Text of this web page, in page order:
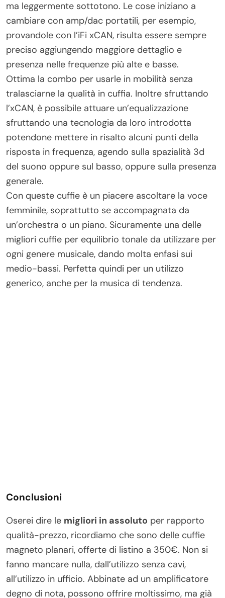
ma leggermente sottotono. Le cose iniziano a
cambiare con amp/dac portatili, per esempio,
provandole con l’iFi xCAN, risulta essere sempre
preciso aggiungendo maggiore dettaglio e
presenza nelle frequenze più alte e basse.
Ottima la combo per usarle in mobilità senza
tralasciarne la qualità in cuffia. Inoltre sfruttando
l’xCAN, è possibile attuare un’equalizzazione
sfruttando una tecnologia da loro introdotta
potendone mettere in risalto alcuni punti della
risposta in frequenza, agendo sulla spazialità 3d
del suono oppure sul basso, oppure sulla presenza
generale.
Con queste cuffie è un piacere ascoltare la voce
femminile, soprattutto se accompagnata da
un’orchestra o un piano. Sicuramente una delle
migliori cuffie per equilibrio tonale da utilizzare per
ogni genere musicale, dando molta enfasi sui
medio-bassi. Perfetta quindi per un utilizzo
generico, anche per la musica di tendenza.
Conclusioni
Oserei dire le migliori in assoluto per rapporto
qualità-prezzo, ricordiamo che sono delle cuffie
magneto planari, offerte di listino a 350€. Non si
fanno mancare nulla, dall’utilizzo senza cavi,
all’utilizzo in ufficio. Abbinate ad un amplificatore
degno di nota, possono offrire moltissimo, ma già